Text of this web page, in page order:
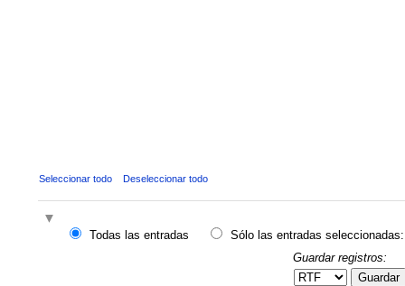
Seleccionar todo Deseleccionar todo
Todas las entradas
Sólo las entradas seleccionadas:
Guardar registros:
Guardar